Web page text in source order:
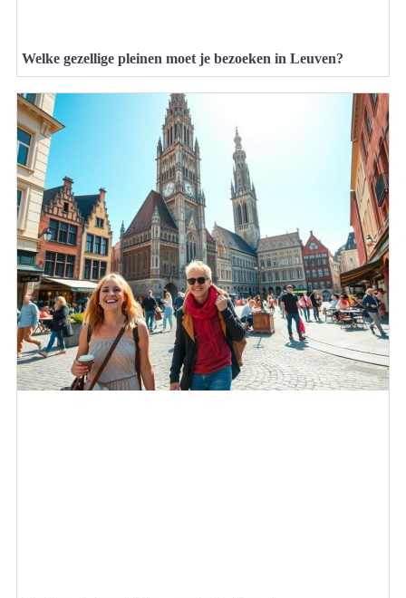
Welke gezellige pleinen moet je bezoeken in Leuven?